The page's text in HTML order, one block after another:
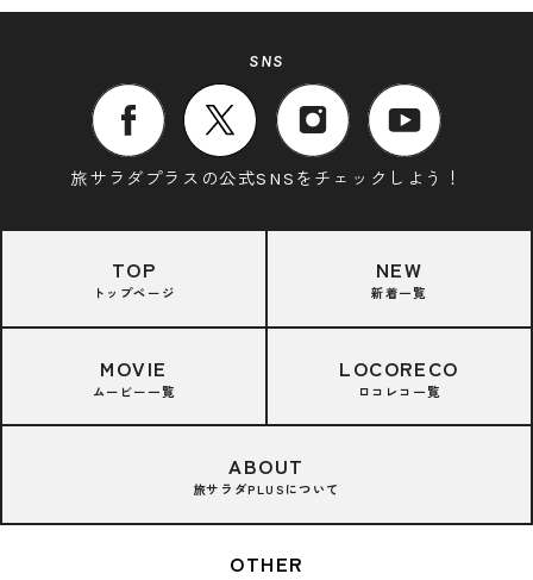
SNS
旅サラダプラスの公式SNSをチェックしよう！
TOP
トップページ
NEW
新着一覧
MOVIE
ムービー一覧
LOCORECO
ロコレコ一覧
ABOUT
旅サラダPLUSについて
OTHER